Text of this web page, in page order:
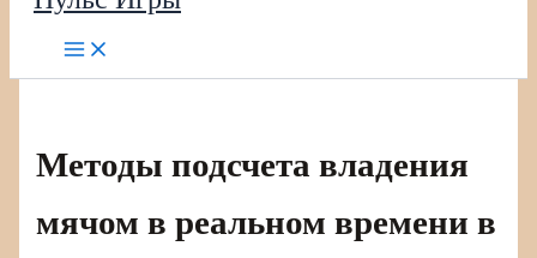
Методы подсчета владения
мячом в реальном времени в